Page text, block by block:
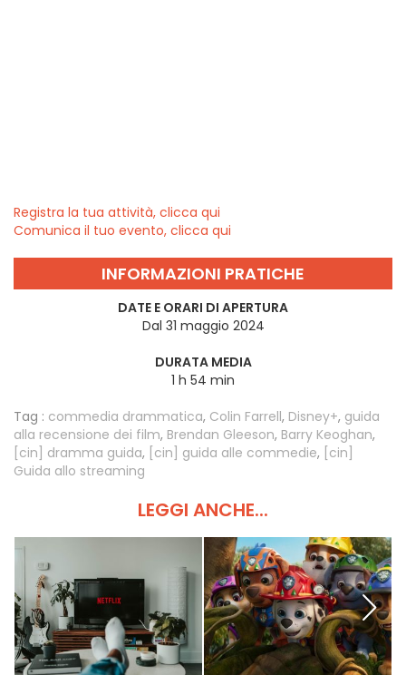
Registra la tua attività, clicca qui
Comunica il tuo evento, clicca qui
INFORMAZIONI PRATICHE
DATE E ORARI DI APERTURA
Dal 31 maggio 2024
DURATA MEDIA
1 h 54 min
Tag : commedia drammatica, Colin Farrell, Disney+, guida
alla recensione dei film, Brendan Gleeson, Barry Keoghan,
[cin] dramma guida, [cin] guida alle commedie, [cin]
Guida allo streaming
LEGGI ANCHE...